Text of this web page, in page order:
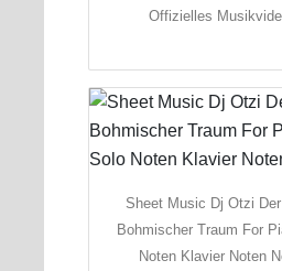
Offizielles
Sheet Music Dj Otzi
Bohmischer Traum For
Noten Klavier Noten